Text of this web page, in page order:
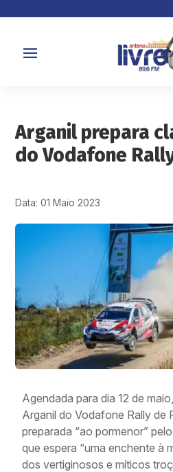
Arganil prepara
do Vodafone
Data: 01 Maio 2023
Agendada para dia 12 de
Arganil do Vodafone Rally de
preparada “ao pormenor”
que espera “uma enchente à
dos vertiginosos e míticos